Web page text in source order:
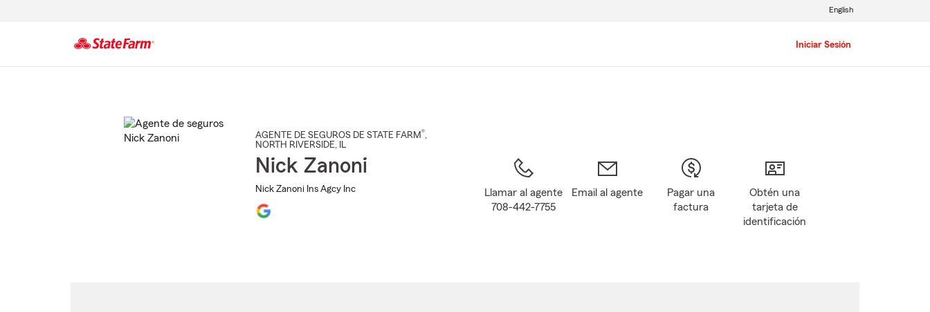
Iniciar Sesión
English
AGENTE DE SEGUROS DE STATE FARM®,
NORTH RIVERSIDE, IL
Nick Zanoni
Nick Zanoni Ins Agcy Inc
Llamar al agente
708-442-7755
Email al agente
Pagar una
factura
Obtén una
tarjeta de
identificación